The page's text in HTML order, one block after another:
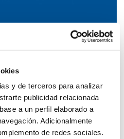
y de terceros para analizar
publicidad relacionada
a un perfil elaborado a
Adicionalmente
de redes sociales.
para la
Siguiente